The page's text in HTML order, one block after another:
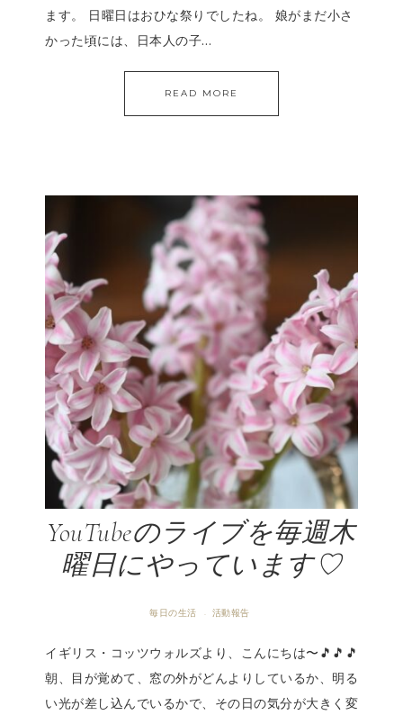
ます。 日曜日はおひな祭りでしたね。 娘がまだ小さ
かった頃には、日本人の子…
READ MORE
YouTubeのライブを毎週木
曜日にやっています♡
毎日の生活 · 活動報告
イギリス・コッツウォルズより、こんにちは〜🎵🎵🎵
朝、目が覚めて、窓の外がどんよりしているか、明る
い光が差し込んでいるかで、その日の気分が大きく変